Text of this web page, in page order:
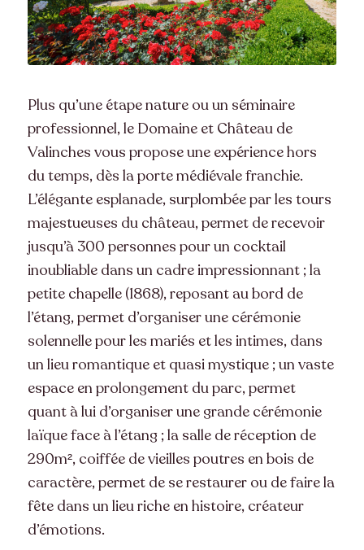
Plus qu’une étape nature ou un séminaire
professionnel, le Domaine et Château de
Valinches vous propose une expérience hors
du temps, dès la porte médiévale franchie.
L’élégante esplanade, surplombée par les tours
majestueuses du château, permet de recevoir
jusqu’à 300 personnes pour un cocktail
inoubliable dans un cadre impressionnant ; la
petite chapelle (1868), reposant au bord de
l’étang, permet d’organiser une cérémonie
solennelle pour les mariés et les intimes, dans
un lieu romantique et quasi mystique ; un vaste
espace en prolongement du parc, permet
quant à lui d’organiser une grande cérémonie
laïque face à l’étang ; la salle de réception de
290m², coiffée de vieilles poutres en bois de
caractère, permet de se restaurer ou de faire la
fête dans un lieu riche en histoire, créateur
d’émotions.